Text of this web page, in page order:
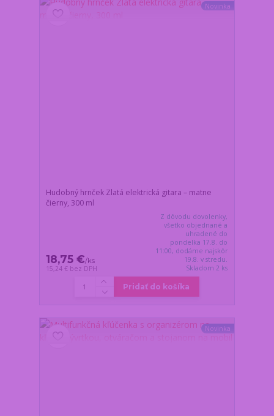
Novinka
Hudobný hrnček Zlatá elektrická gitara – matne
čierny, 300 ml
18,75 €/ks
15,24 € bez DPH
Z dôvodu dovolenky,
všetko objednané a
uhradené do
pondelka 17.8. do
11:00, dodáme najskôr
19.8. v stredu.
Skladom 2 ks
Pridať do košíka
Novinka